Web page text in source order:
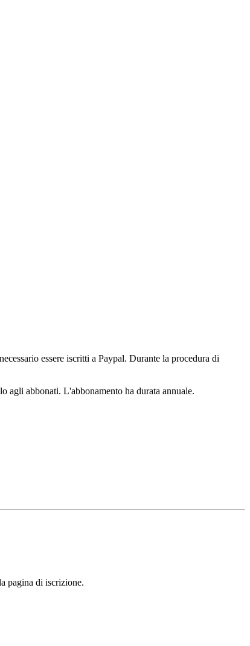
essere iscritti a Paypal. Durante la procedura di
agli abbonati. L'abbonamento ha durata annuale.
pagina di iscrizione.